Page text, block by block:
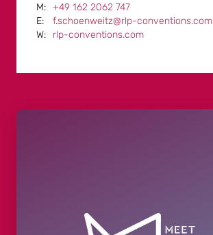
+49 162 2062 747
f.schoenweitz@rlp-conventions.com
rlp-conventions.com